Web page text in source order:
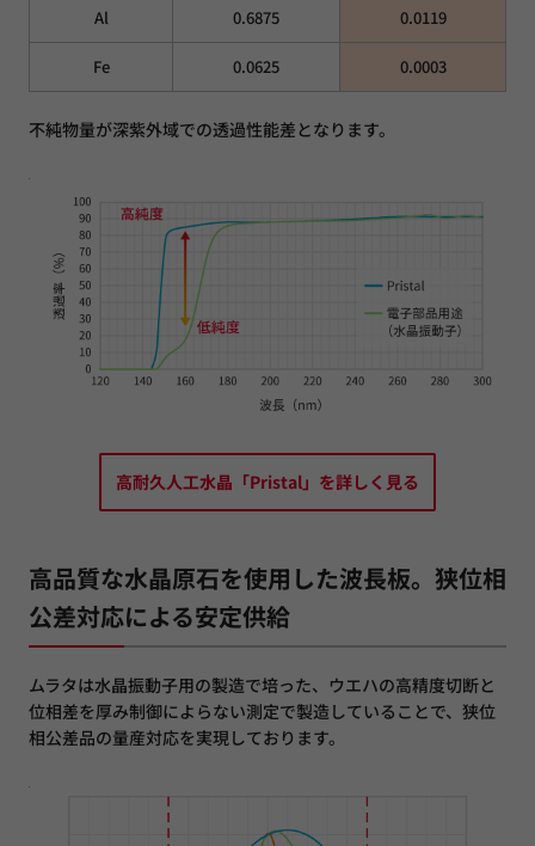
Al 0.6875 0.0119
Fe 0.0625 0.0003
不純物量が深紫外域での透過性能差となります。
高耐久人工水晶「Pristal」を詳しく見る
高品質な水晶原石を使用した波長板。狭位相
公差対応による安定供給
ムラタは水晶振動子用の製造で培った、ウエハの高精度切断と
位相差を厚み制御によらない測定で製造していることで、狭位
相公差品の量産対応を実現しております。